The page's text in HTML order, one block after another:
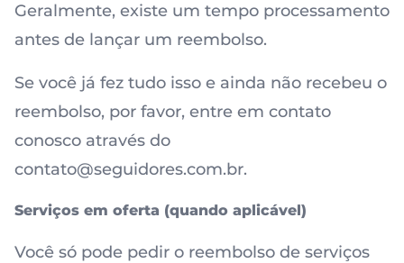
Geralmente, existe um tempo processamento
antes de lançar um reembolso.
Se você já fez tudo isso e ainda não recebeu o
reembolso, por favor, entre em contato
conosco através do
contato@seguidores.com.br.
Serviços em oferta (quando aplicável)
Você só pode pedir o reembolso de serviços